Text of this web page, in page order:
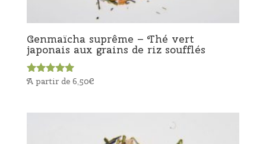
Genmaïcha suprême – Thé vert
japonais aux grains de riz soufflés
Note
A partir de 6,50€